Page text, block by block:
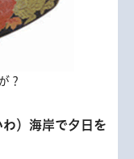
？
）海岸で夕日を